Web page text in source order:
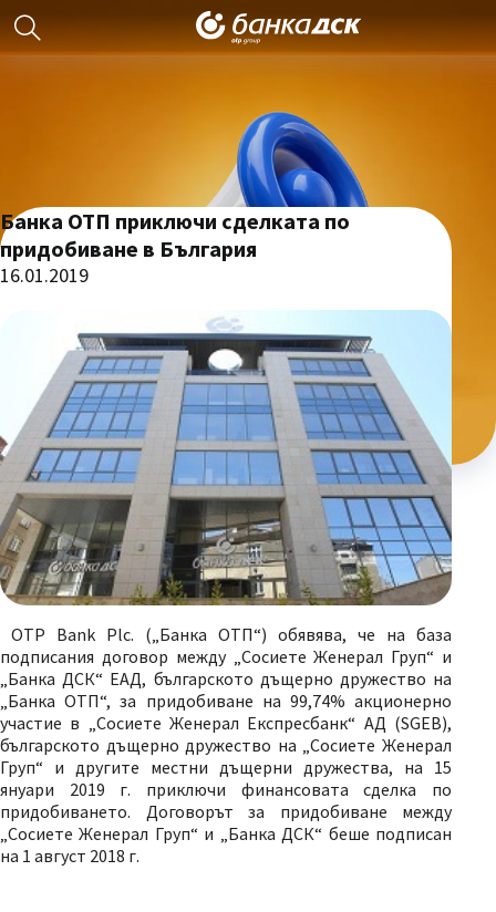
Банка ОТП приключи сделката по
придобиване в България
16.01.2019
OTP Bank Plc. („Банка ОТП“) обявява, че на база
подписания договор между „Сосиете Женерал Груп“ и
„Банка ДСК“ ЕАД, българското дъщерно дружество на
„Банка ОТП“, за придобиване на 99,74% акционерно
участие в „Сосиете Женерал Експресбанк“ АД (SGEB),
българското дъщерно дружество на „Сосиете Женерал
Груп“ и другите местни дъщерни дружества, на 15
януари 2019 г. приключи финансовата сделка по
придобиването. Договорът за придобиване между
„Сосиете Женерал Груп“ и „Банка ДСК“ беше подписан
на 1 август 2018 г.